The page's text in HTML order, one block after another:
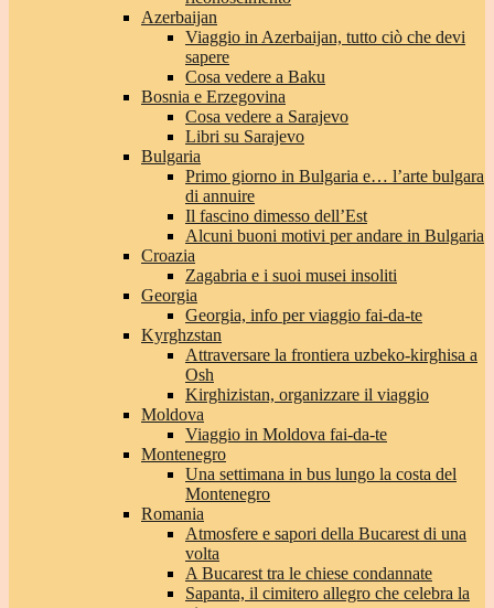
Azerbaijan
Viaggio in Azerbaijan, tutto ciò che devi
sapere
Cosa vedere a Baku
Bosnia e Erzegovina
Cosa vedere a Sarajevo
Libri su Sarajevo
Bulgaria
Primo giorno in Bulgaria e… l’arte bulgara
di annuire
Il fascino dimesso dell’Est
Alcuni buoni motivi per andare in Bulgaria
Croazia
Zagabria e i suoi musei insoliti
Georgia
Georgia, info per viaggio fai-da-te
Kyrghzstan
Attraversare la frontiera uzbeko-kirghisa a
Osh
Kirghizistan, organizzare il viaggio
Moldova
Viaggio in Moldova fai-da-te
Montenegro
Una settimana in bus lungo la costa del
Montenegro
Romania
Atmosfere e sapori della Bucarest di una
volta
A Bucarest tra le chiese condannate
Sapanta, il cimitero allegro che celebra la